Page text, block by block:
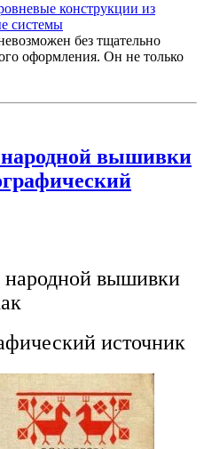
конструкции из
системы
без тщательно
оформления. Он не только
вышивки
народной вышивки
источник